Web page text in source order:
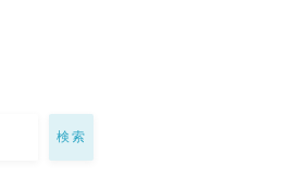
検索